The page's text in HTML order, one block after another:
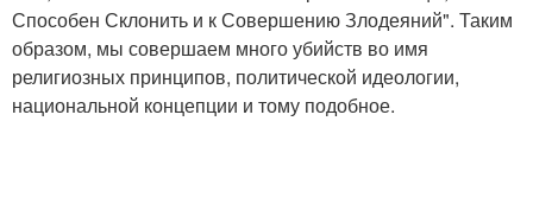
Способен Склонить и к Совершению Злодеяний". Таким
образом, мы совершаем много убийств во имя
религиозных принципов, политической идеологии,
национальной концепции и тому подобное.